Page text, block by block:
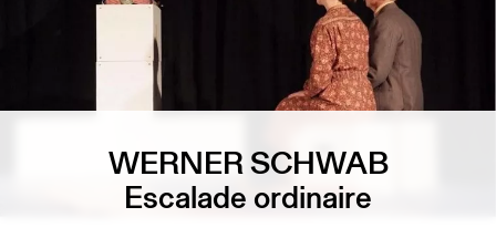
About
WERNER SCHWAB
Escalade ordinaire